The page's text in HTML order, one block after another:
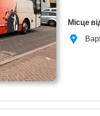
Місце